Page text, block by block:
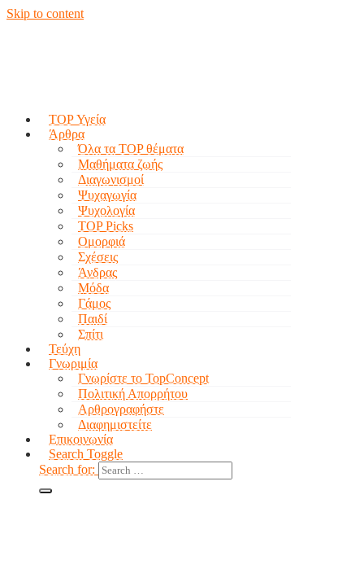
Skip to content
TOP Υγεία
Άρθρα
Όλα τα TOP θέματα
Μαθήματα ζωής
Διαγωνισμοί
Ψυχαγωγία
Ψυχολογία
TOP Picks
Ομορφιά
Σχέσεις
Άνδρας
Μόδα
Γάμος
Παιδί
Σπίτι
Τεύχη
Γνωριμία
Γνωρίστε το TopConcept
Πολιτική Απορρήτου
Αρθρογραφήστε
Διαφημιστείτε
Επικοινωνία
Search Toggle
Search for: